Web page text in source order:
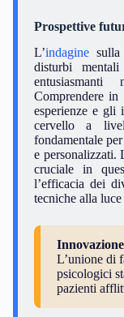
Prospettive
L’indaginesulla
disturbi
Comprendere
esperienze e gli
cervello a
fondamentale
e personalizzati.
cruciale in
l’efficacia dei
tecniche alla
L’unione di
psicologici
pazienti